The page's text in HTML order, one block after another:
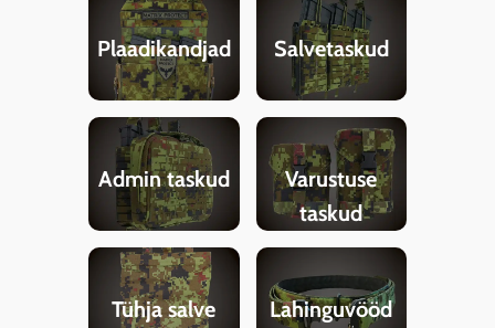
Plaadikandjad Salvetaskud
Admin taskud
Varustuse
taskud
Tühja salve
Lahinguvööd